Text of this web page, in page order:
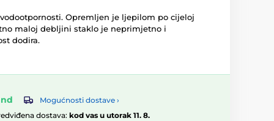
Opremljen je ljepilom po cijeloj
maloj debljini staklo je neprimjetno i
dodira.
Mogućnosti dostave ›
dostava: kod vas u utorak 11. 8.